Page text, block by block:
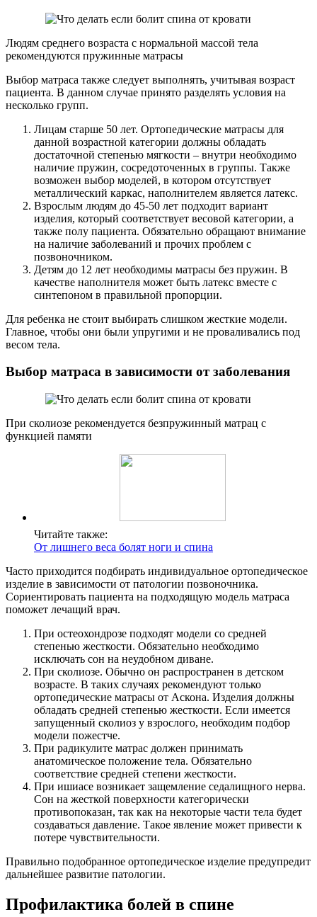
Людям среднего возраста с нормальной массой тела
рекомендуются пружинные матрасы
Выбор матраса также следует выполнять, учитывая возраст
пациента. В данном случае принято разделять условия на
несколько групп.
Лицам старше 50 лет. Ортопедические матрасы для
данной возрастной категории должны обладать
достаточной степенью мягкости – внутри необходимо
наличие пружин, сосредоточенных в группы. Также
возможен выбор моделей, в котором отсутствует
металлический каркас, наполнителем является латекс.
Взрослым людям до 45-50 лет подходит вариант
изделия, который соответствует весовой категории, а
также полу пациента. Обязательно обращают внимание
на наличие заболеваний и прочих проблем с
позвоночником.
Детям до 12 лет необходимы матрасы без пружин. В
качестве наполнителя может быть латекс вместе с
синтепоном в правильной пропорции.
Для ребенка не стоит выбирать слишком жесткие модели.
Главное, чтобы они были упругими и не проваливались под
весом тела.
Выбор матраса в зависимости от заболевания
При сколиозе рекомендуется безпружинный матрац с
функцией памяти
Читайте также:
От лишнего веса болят ноги и спина
Часто приходится подбирать индивидуальное ортопедическое
изделие в зависимости от патологии позвоночника.
Сориентировать пациента на подходящую модель матраса
поможет лечащий врач.
При остеохондрозе подходят модели со средней
степенью жесткости. Обязательно необходимо
исключать сон на неудобном диване.
При сколиозе. Обычно он распространен в детском
возрасте. В таких случаях рекомендуют только
ортопедические матрасы от Аскона. Изделия должны
обладать средней степенью жесткости. Если имеется
запущенный сколиоз у взрослого, необходим подбор
модели пожестче.
При радикулите матрас должен принимать
анатомическое положение тела. Обязательно
соответствие средней степени жесткости.
При ишиасе возникает защемление седалищного нерва.
Сон на жесткой поверхности категорически
противопоказан, так как на некоторые части тела будет
создаваться давление. Такое явление может привести к
потере чувствительности.
Правильно подобранное ортопедическое изделие предупредит
дальнейшее развитие патологии.
Профилактика болей в спине